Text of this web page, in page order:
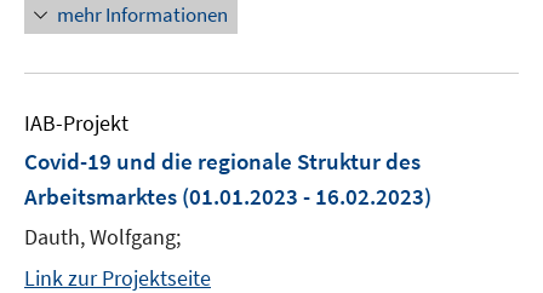
mehr Informationen
IAB-Projekt
Covid-19 und die regionale Struktur des
Arbeitsmarktes (01.01.2023 - 16.02.2023)
Dauth, Wolfgang;
Link zur Projektseite